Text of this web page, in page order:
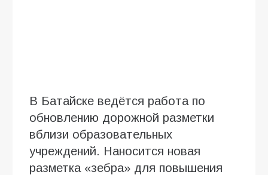
В Батайске ведётся работа по
обновлению дорожной разметки
вблизи образовательных
учреждений. Наносится новая
разметка «зебра» для повышения